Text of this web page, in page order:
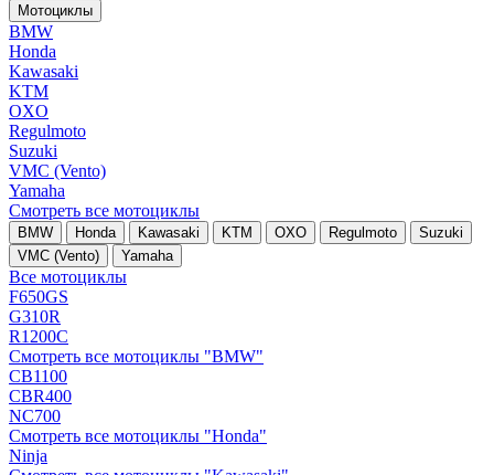
Мотоциклы
BMW
Honda
Kawasaki
KTM
OXO
Regulmoto
Suzuki
VMC (Vento)
Yamaha
Смотреть все мотоциклы
BMW Honda Kawasaki KTM OXO Regulmoto
Suzuki
VMC (Vento)
Yamaha
Все мотоциклы
F650GS
G310R
R1200C
Смотреть все мотоциклы "BMW"
CB1100
CBR400
NC700
Смотреть все мотоциклы "Honda"
Ninja